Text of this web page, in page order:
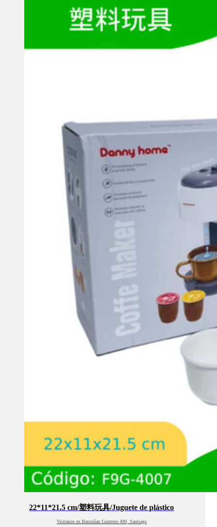
22*11*21.5 cm/塑料玩具/Juguete de plástico
Visitanos en Bascuñan Guerrero 490, Santiago